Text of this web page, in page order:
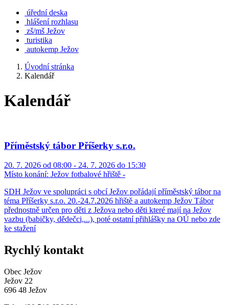
úřední deska
hlášení rozhlasu
zš/mš Ježov
turistika
autokemp Ježov
Úvodní stránka
Kalendář
Kalendář
Příměstský tábor Příšerky s.r.o.
20. 7. 2026 od 08:00 - 24. 7. 2026 do 15:30
Místo konání: Ježov fotbalové hřiště -
SDH Ježov ve spolupráci s obcí Ježov pořádají příměstský tábor na
téma Příšerky s.r.o. 20.-24.7.2026 hřiště a autokemp Ježov Tábor
přednostně určen pro děti z Ježova nebo děti které mají na Ježov
vazbu (babičky, dědečci,...), poté ostatní přihlášky na OÚ nebo zde
ke stažení
Rychlý kontakt
Obec Ježov
Ježov 22
696 48 Ježov